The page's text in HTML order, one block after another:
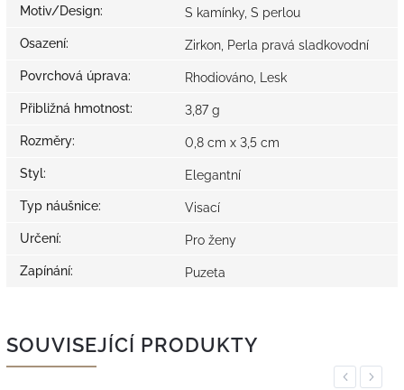
Motiv/Design: S kamínky, S perlou
Osazení: Zirkon, Perla pravá sladkovodní
Povrchová úprava: Rhodiováno, Lesk
Přibližná hmotnost: 3,87 g
Rozměry: 0,8 cm x 3,5 cm
Styl: Elegantní
Typ náušnice: Visací
Určení: Pro ženy
Zapínání: Puzeta
SOUVISEJÍCÍ PRODUKTY
Previous
Next